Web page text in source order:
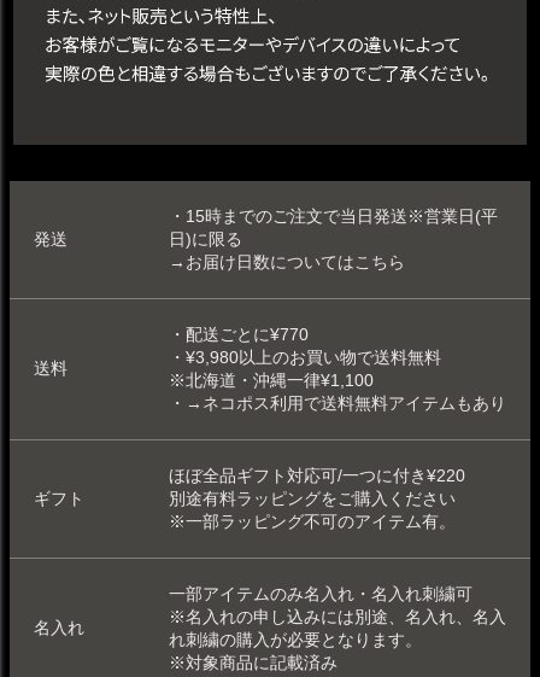
発送
・15時までのご注文で当日発送※営業日(平
日)に限る
→お届け日数についてはこちら
送料
・配送ごとに¥770
・¥3,980以上のお買い物で送料無料
※北海道・沖縄一律¥1,100
・ →ネコポス利用で送料無料アイテムもあり
ギフト
ほぼ全品ギフト対応可/一つに付き¥220
別途有料ラッピングをご購入ください
※一部ラッピング不可のアイテム有。
名入れ
一部アイテムのみ名入れ ・ 名入れ刺繍可
※名入れの申し込みには別途、名入れ、名入
れ刺繍の購入が必要となります。
※対象商品に記載済み